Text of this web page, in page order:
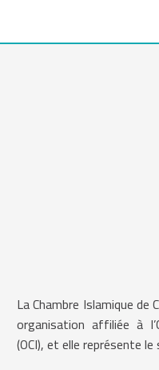
La Chambre Islamique
organisation affiliée à
(OCI), et elle représente